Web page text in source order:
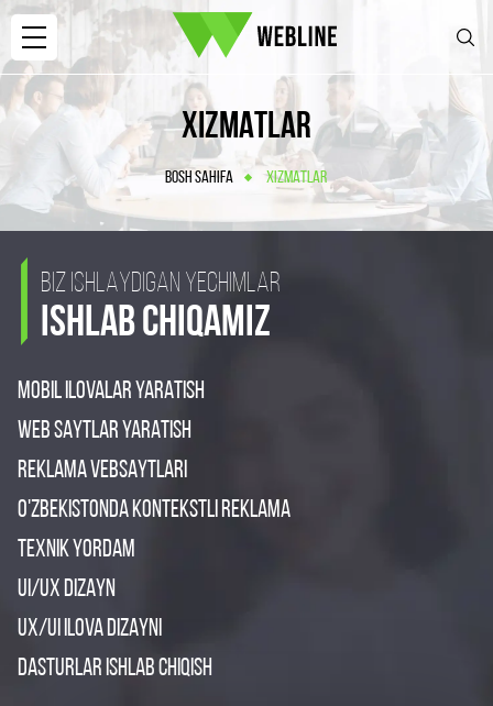
XIZMATLAR
BOSH SAHIFA XIZMATLAR
BIZ ISHLAYDIGAN YECHIMLAR
ISHLAB CHIQAMIZ
MOBIL ILOVALAR YARATISH
WEB SAYTLAR YARATISH
REKLAMA VEBSAYTLARI
O'ZBEKISTONDA KONTEKSTLI REKLAMA
TEXNIK YORDAM
UI/UX DIZAYN
UX/UI ILOVA DIZAYNI
DASTURLAR ISHLAB CHIQISH